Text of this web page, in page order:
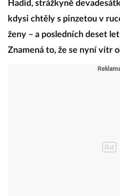
Hadid, strážkyně
kdysi chtěly s pinzetou v
ženy – a posledních deset
Znamená to, že se nyní vítr